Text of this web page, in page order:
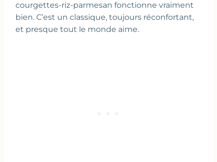
courgettes-riz-parmesan fonctionne vraiment
bien. C’est un classique, toujours réconfortant,
et presque tout le monde aime.